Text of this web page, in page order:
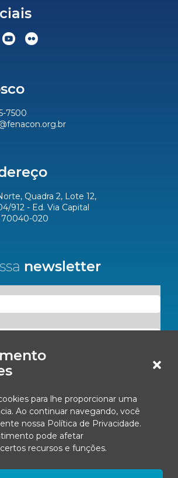
para lhe proporcionar uma
Ao continuar navegando, você
nossa Política de Privacidade.
pode afetar
recursos e funções.
7500
Quadra 2, Lote 12,
912 - Ed. Via Capital
70040-020
newsletter
receber comunicações da Fenacon.
com nossaPolítica de Privacidade